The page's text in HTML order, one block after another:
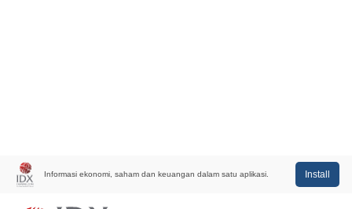
Informasi ekonomi, saham dan keuangan dalam satu aplikasi. Install